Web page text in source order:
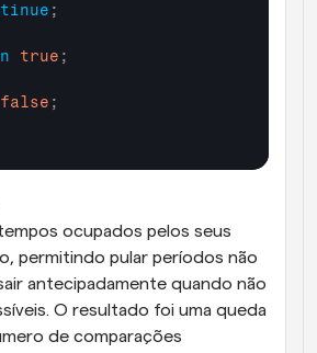
;
true ;
false ;
ocupados pelos seus
permitindo pular períodos não
antecipadamente quando não
O resultado foi uma queda
de comparações